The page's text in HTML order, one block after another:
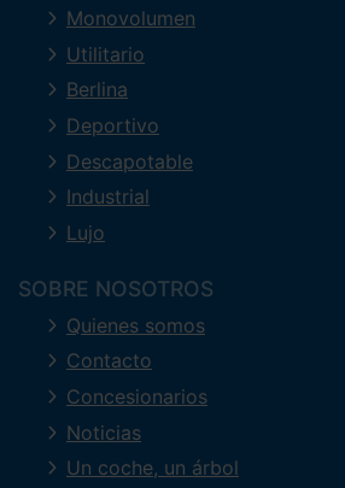
Monovolumen
Utilitario
Berlina
Deportivo
Descapotable
Industrial
Lujo
SOBRE NOSOTROS
Quienes somos
Contacto
Concesionarios
Noticias
Un coche, un árbol